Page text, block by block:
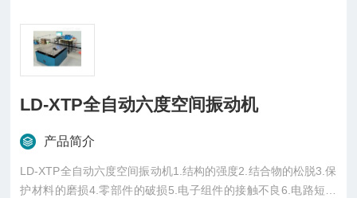
LD-XTP全自动六度空间振动机
产品简介
LD-XTP全自动六度空间振动机1.结构的强度2.结合物的松脱3.保
护材料的磨损4.零部件的破损5.电子组件的接触不良6.电路短路